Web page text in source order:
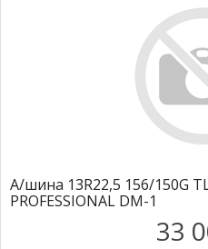
А/шина 13R22,5 156/150G
PROFESSIONAL DM-1
33